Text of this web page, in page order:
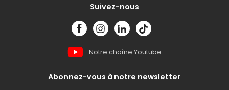
Suivez-nous
Notre chaîne Youtube
Abonnez-vous à notre newsletter